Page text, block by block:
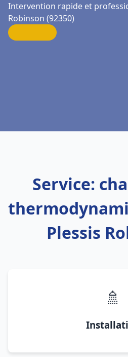
Intervention rapide et
Robinson (92350)
Service:
Plessis
🚿